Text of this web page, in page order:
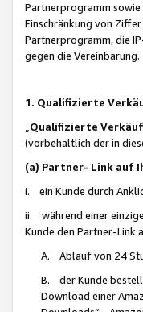
Partnerprogramm
Einschränkung von
Partnerprogramm, die
gegen die Vereinbarung.
1. Qualifizierte
Qualifizierte
(vorbehaltlich der in
(a) Partner- Link auf
i. ein Kunde durch
ii. während einer
Kunde den Partner-Link
A. Ablauf von 24
B. der Kunde
Download einer